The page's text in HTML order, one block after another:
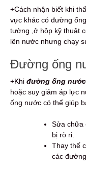
+Cách nhận biết khi
vực khác có đường
tường ,ở hộp kỹ thuật
lên nước nhưng chạy
Đường ống
+Khi đường ống
hoặc suy giảm áp lực
ống nước có thể giúp
Sửa chữa
bị rò rỉ.
Thay thế
các